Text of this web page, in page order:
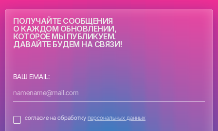
ПОЛУЧАЙТЕ СООБЩЕНИЯ
О КАЖДОМ ОБНОВЛЕНИИ,
КОТОРОЕ МЫ ПУБЛИКУЕМ.
ДАВАЙТЕ БУДЕМ НА СВЯЗИ!
ВАШ EMAIL:
согласие на обработку персональных данных